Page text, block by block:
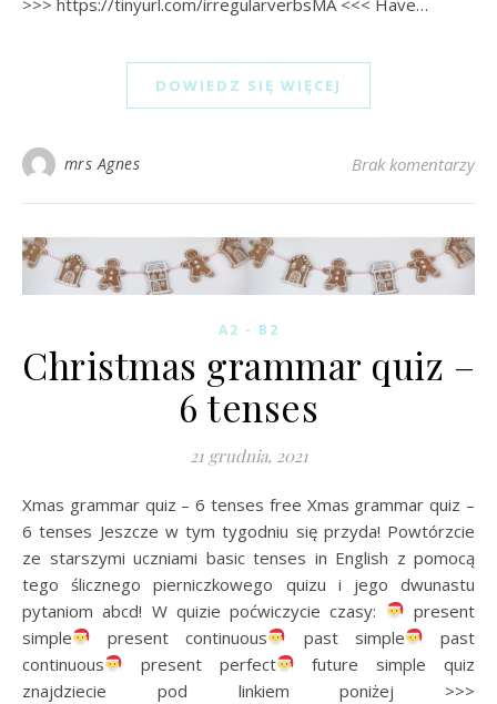
>>> https://tinyurl.com/irregularverbsMA <<< Have…
DOWIEDZ SIĘ WIĘCEJ
mrs Agnes Brak komentarzy
A2 - B2
Christmas grammar quiz –
6 tenses
21 grudnia, 2021
Xmas grammar quiz – 6 tenses free Xmas grammar quiz –
6 tenses Jeszcze w tym tygodniu się przyda! Powtórzcie
ze starszymi uczniami basic tenses in English z pomocą
tego ślicznego pierniczkowego quizu i jego dwunastu
pytaniom abcd! W quizie poćwiczycie czasy:
present
simple
present continuous past simple
past
continuous
present perfect
future simple quiz
znajdziecie pod linkiem poniżej >>>